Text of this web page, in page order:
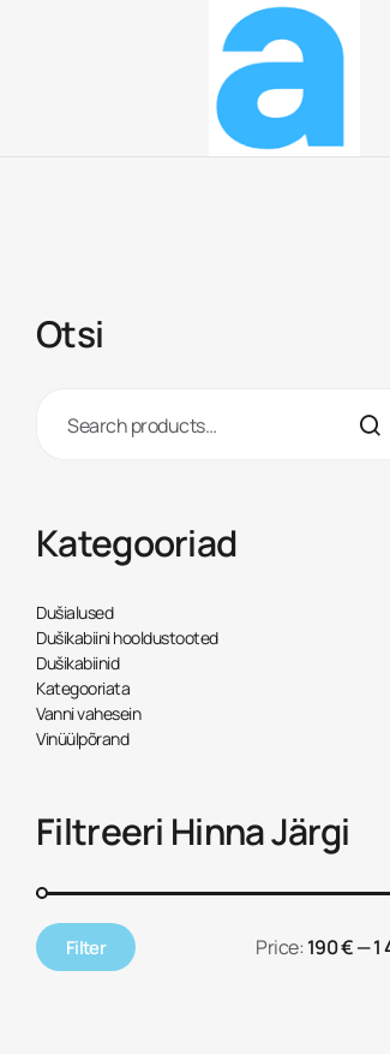
Otsi
Kategooriad
Dušialused
Dušikabiini hooldustooted
Dušikabiinid
Kategooriata
Vanni vahesein
Vinüülpõrand
Filtreeri Hinna Järgi
Filter Price: 190 €—1